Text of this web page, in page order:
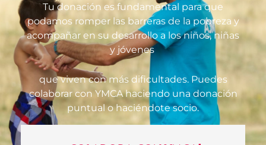
Tu donación es fundamental para que
podamos romper las barreras de la pobreza y
acompañar en su desarrollo a los niños, niñas
y jóvenes
que viven con más dificultades. Puedes
colaborar con YMCA haciendo una donación
puntual o haciéndote socio.